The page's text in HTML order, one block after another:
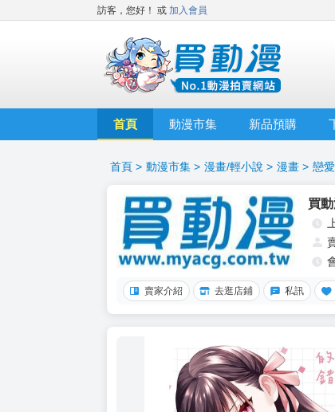
訪客，您好！ 或 加入會員
首頁 動漫市集 新品預購
首頁 > 動漫市集 > 漫畫/輕小說 > 漫畫 > 戀
買
賣家介紹 去逛店鋪 私訊